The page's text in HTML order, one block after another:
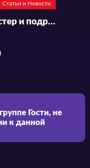
Статьи и Новости
Постер и подробности к аниме «Henjin no Salad Bowl»
Гости, не
к данной